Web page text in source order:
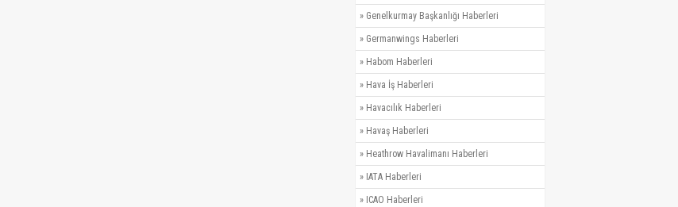
» Genelkurmay Başkanlığı Haberleri
» Germanwings Haberleri
» Habom Haberleri
» Hava İş Haberleri
» Havacılık Haberleri
» Havaş Haberleri
» Heathrow Havalimanı Haberleri
» IATA Haberleri
» ICAO Haberleri